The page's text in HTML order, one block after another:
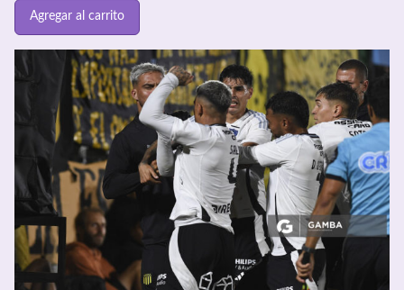
Agregar al carrito